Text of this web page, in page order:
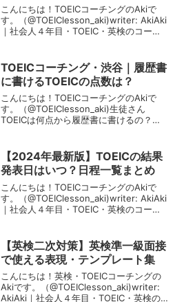
こんにちは！TOEICコーチングのAkiで
す。（@TOEIClesson_aki)writer: AkiAki
｜社会人４年目・TOEIC・英検のコーチ
名...
TOEICコーチング・渋谷｜履歴書
に書けるTOEICの点数は？
こんにちは！TOEICコーチングのAkiで
す。（@TOEIClesson_aki)生徒さん
TOEICは何点から履歴書に書けるの？？
れます。履歴書の中には、語学スキル
や、...
【2024年最新版】TOEICの結果
発表日はいつ？日程一覧まとめ
こんにちは！TOEICコーチングのAkiで
す。（@TOEIClesson_aki)writer: AkiAki
｜社会人４年目・TOEIC・英検のコーチ
に毎日コーチ...
【英検二次対策】英検準一級面接
で使える表現・テンプレート集
こんにちは！英検・TOEICコーチングの
Akiです。（@TOEIClesson_aki)writer:
AkiAki｜社会人４年目・TOEIC・英検の